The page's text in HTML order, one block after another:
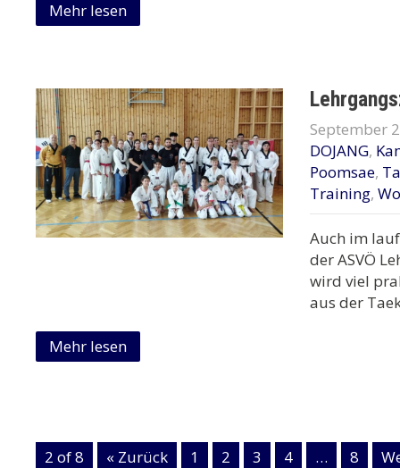
Mehr lesen
September
DOJANG,
Poomsae,
Training,
Auch im
der ASVÖ
wird viel
aus der
Mehr lesen
2 of 8 « Zurück 1 2 3 4 … 8